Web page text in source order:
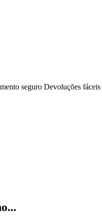
seguro Devoluções fáceis